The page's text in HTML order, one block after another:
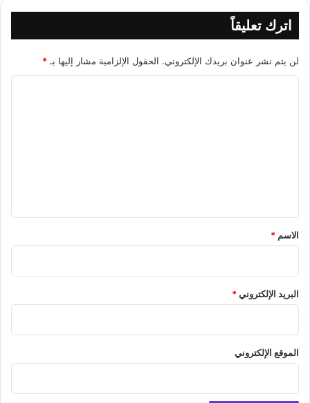
اترك تعليقاً
لن يتم نشر عنوان بريدك الإلكتروني. الحقول الإلزامية مشار إليها بـ*
*
الاسم *
البريد الإلكتروني*
الموقع الإلكتروني